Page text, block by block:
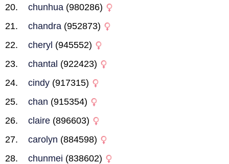
chunhua (980286)
chandra (952873)
cheryl (945552)
chantal (922423)
cindy (917315)
chan (915354)
claire (896603)
carolyn (884598)
chunmei (838602)